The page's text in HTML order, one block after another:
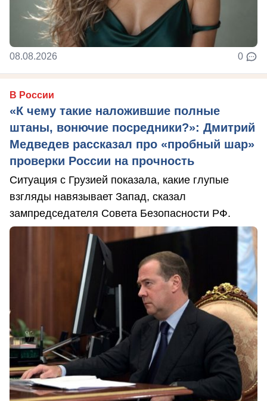
08.08.2026 0
В России
«К чему такие наложившие полные
штаны, вонючие посредники?»: Дмитрий
Медведев рассказал про «пробный шар»
проверки России на прочность
Ситуация с Грузией показала, какие глупые
взгляды навязывает Запад, сказал
зампредседателя Совета Безопасности РФ.